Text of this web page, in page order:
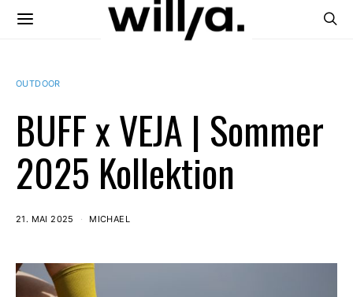
OUTDOOR
BUFF x VEJA | Sommer
2025 Kollektion
21. MAI 2025 MICHAEL